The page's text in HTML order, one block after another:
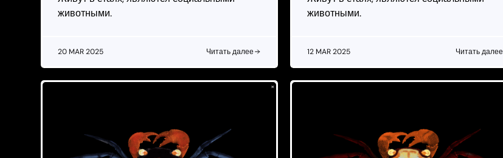
животными.
20 MAR 2025 Читать далее
животными.
12 MAR 2025 Читать далее